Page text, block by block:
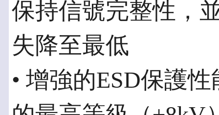
保持信號完整性，
失降至最低
• 增強的ESD保護